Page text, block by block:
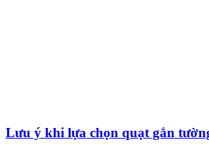
Lưu ý khi lựa chọn quạt gắn